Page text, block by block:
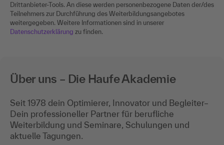
Drittanbieter-Tools. An diese werden personenbezogene Daten der/des
Teilnehmers zur Durchführung des Weiterbildungsangebotes
weitergegeben. Weitere Informationen sind in unserer
Datenschutzerklärung zu finden.
Über uns – Die Haufe Akademie
Seit 1978 dein Optimierer, Innovator und Begleiter–
Dein professioneller Partner für berufliche
Weiterbildung und Seminare, Schulungen und
aktuelle Tagungen.